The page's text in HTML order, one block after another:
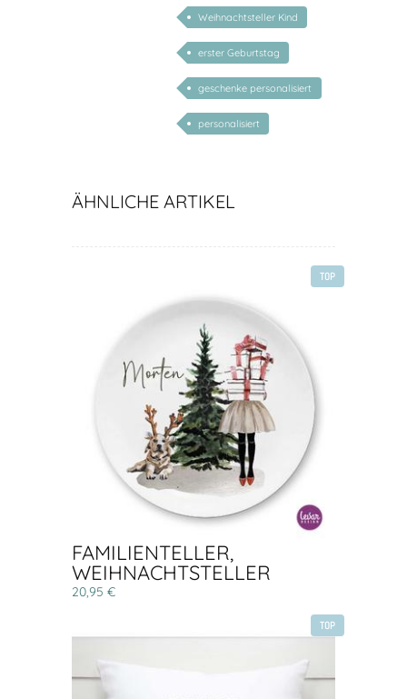
Weihnachtsteller Kind
erster Geburtstag
geschenke personalisiert
kinder
personalisiert
ÄHNLICHE ARTIKEL
TOP
FAMILIENTELLER,
WEIHNACHTSTELLER
20,95 €
TOP